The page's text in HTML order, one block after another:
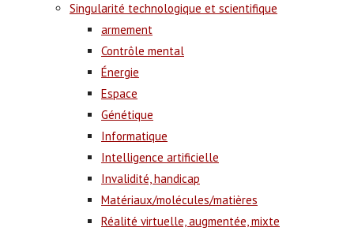
Singularité technologique et scientifique
armement
Contrôle mental
Énergie
Espace
Génétique
Informatique
Intelligence artificielle
Invalidité, handicap
Matériaux/molécules/matières
Réalité virtuelle, augmentée, mixte